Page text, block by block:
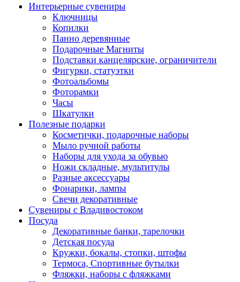
Интерьерные сувениры
Ключницы
Копилки
Панно деревянные
Подарочные Магниты
Подставки канцелярские, ограничители
Фигурки, статуэтки
Фотоальбомы
Фоторамки
Часы
Шкатулки
Полезные подарки
Косметички, подарочные наборы
Мыло ручной работы
Наборы для ухода за обувью
Ножи складные, мультитулы
Разные аксессуары
Фонарики, лампы
Свечи декоративные
Сувениры с Владивостоком
Посуда
Декоративные банки, тарелочки
Детская посуда
Кружки, бокалы, стопки, штофы
Термоса, Спортивные бутылки
Фляжки, наборы с фляжками